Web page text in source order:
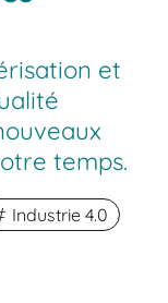
et
temps.
Industrie 4.0